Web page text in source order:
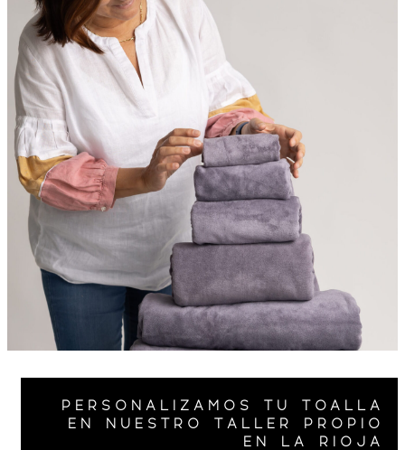
PERSONALIZAMOS TU TOALLA
EN NUESTRO TALLER PROPIO
EN LA RIOJA